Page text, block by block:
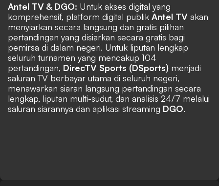
Antel TV & DGO: Untuk akses digital yang
komprehensif, platform digital publik Antel TV akan
menyiarkan secara langsung dan gratis pilihan
pertandingan yang disiarkan secara gratis bagi
pemirsa di dalam negeri. Untuk liputan lengkap
seluruh turnamen yang mencakup 104
pertandingan, DirecTV Sports (DSports) menjadi
saluran TV berbayar utama di seluruh negeri,
menawarkan siaran langsung pertandingan secara
lengkap, liputan multi-sudut, dan analisis 24/7 melalui
saluran siarannya dan aplikasi streaming DGO.